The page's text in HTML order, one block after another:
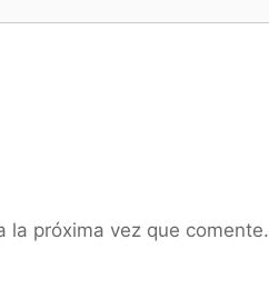
la próxima vez que comente.